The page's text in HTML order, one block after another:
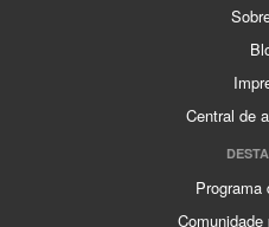
Central de
Programa
Comunidade